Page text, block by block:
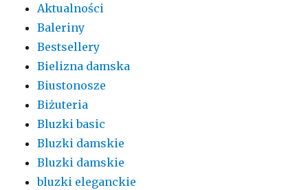
Aktualności
Baleriny
Bestsellery
Bielizna damska
Biustonosze
Biżuteria
Bluzki basic
Bluzki damskie
Bluzki damskie
bluzki eleganckie